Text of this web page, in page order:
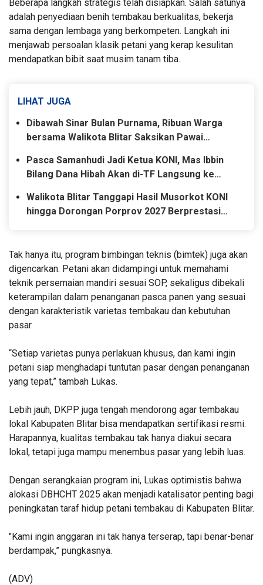
Beberapa langkah strategis telah disiapkan. Salah satunya
adalah penyediaan benih tembakau berkualitas, bekerja
sama dengan lembaga yang berkompeten. Langkah ini
menjawab persoalan klasik petani yang kerap kesulitan
mendapatkan bibit saat musim tanam tiba.
LIHAT JUGA
Dibawah Sinar Bulan Purnama, Ribuan Warga
bersama Walikota Blitar Saksikan Pawai
Pasca Samanhudi Jadi Ketua KONI, Mas Ibbin
Bilang Dana Hibah Akan di-TF Langsung ke
Walikota Blitar Tanggapi Hasil Musorkot KONI
hingga Dorongan Porprov 2027 Berprestasi
Tak hanya itu, program bimbingan teknis (bimtek) juga akan
digencarkan. Petani akan didampingi untuk memahami
teknik persemaian mandiri sesuai SOP, sekaligus dibekali
keterampilan dalam penanganan pasca panen yang sesuai
dengan karakteristik varietas tembakau dan kebutuhan
pasar.
“Setiap varietas punya perlakuan khusus, dan kami ingin
petani siap menghadapi tuntutan pasar dengan penanganan
yang tepat,” tambah Lukas.
Lebih jauh, DKPP juga tengah mendorong agar tembakau
lokal Kabupaten Blitar bisa mendapatkan sertifikasi resmi.
Harapannya, kualitas tembakau tak hanya diakui secara
lokal, tetapi juga mampu menembus pasar yang lebih luas.
Dengan serangkaian program ini, Lukas optimistis bahwa
alokasi DBHCHT 2025 akan menjadi katalisator penting bagi
peningkatan taraf hidup petani tembakau di Kabupaten Blitar.
"Kami ingin anggaran ini tak hanya terserap, tapi benar-benar
berdampak,” pungkasnya.
(ADV)